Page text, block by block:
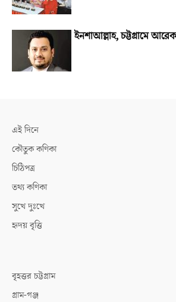
ইনশাআল্লাহ, চট্টগ্রামে
এই দিনে
কৌতুক কণিকা
চিঠিপত্র
তথ্য কণিকা
সুখে দুঃখে
হৃদয় বৃত্তি
বৃহত্তর চট্টগ্রাম
গ্রাম-গঞ্জ